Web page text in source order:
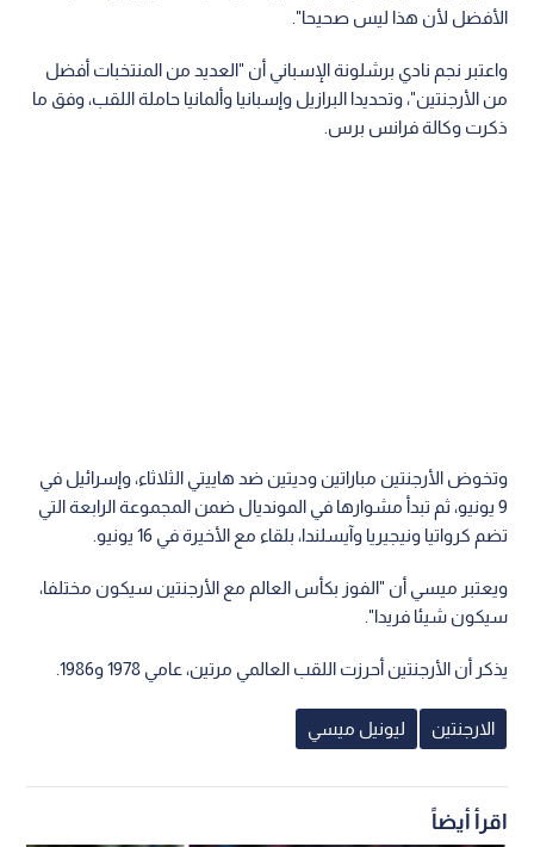
الأفضل لأن هذا ليس صحيحا".
واعتبر نجم نادي برشلونة الإسباني أن "العديد من المنتخبات أفضل
من الأرجنتين"، وتحديدا البرازيل وإسبانيا وألمانيا حاملة اللقب، وفق ما
ذكرت وكالة فرانس برس.
وتخوض الأرجنتين مباراتين وديتين ضد هاييتي الثلاثاء، وإسرائيل في
9 يونيو، ثم تبدأ مشوارها في المونديال ضمن المجموعة الرابعة التي
تضم كرواتيا ونيجيريا وآيسلندا، بلقاء مع الأخيرة في 16 يونيو.
ويعتبر ميسي أن "الفوز بكأس العالم مع الأرجنتين سيكون مختلفا،
سيكون شيئا فريدا".
يذكر أن الأرجنتين أحرزت اللقب العالمي مرتين، عامي 1978 و1986.
الارجنتين ليونيل ميسي
اقرأ أيضاً